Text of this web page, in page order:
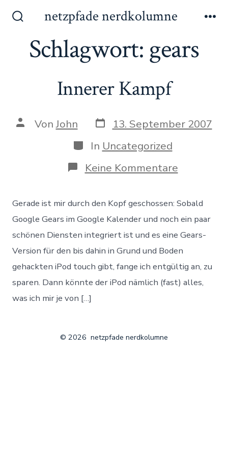
Inhalt
springenein-/ausblenden
netzpfade nerdkolumne
Schlagwort: gears
Innerer Kampf
AutorVonJohn Datum
des
Beitrags
13. September 2007
Kategorien
In Uncategorized
Keine Kommentarezu
Innerer
Gerade ist mir durch den Kopf geschossen: Sobald
Google Gears im Google Kalender und noch ein paar
schönen Diensten integriert ist und es eine Gears-
Version für den bis dahin in Grund und Boden
gehackten iPod touch gibt, fange ich entgültig an, zu
sparen. Dann könnte der iPod nämlich (fast) alles,
was ich mir je von […]
© 2026 netzpfade nerdkolumne